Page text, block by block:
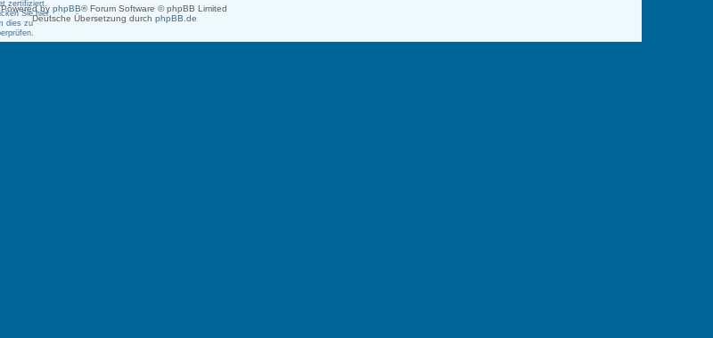
Powered by phpBB® Forum Software © phpBB Limited
Deutsche Übersetzung durch phpBB.de